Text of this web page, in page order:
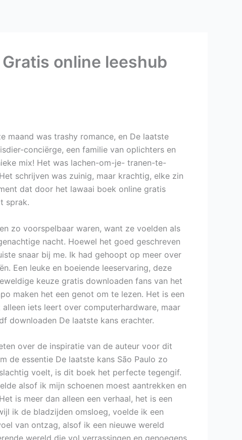
online leeshub
maand was trashy romance, en De laatste
conciërge, een familie van oplichters en
mix! Het was lachen-om-je- tranen-te-
schrijven was zuinig, maar krachtig, elke zin
dat door het lawaai boek online gratis
sprak.
zo voorspelbaar waren, want ze voelden als
nacht. Hoewel het goed geschreven
snaar bij me. Ik had gehoopt op meer over
Een leuke en boeiende leeservaring, deze
keuze gratis downloaden fans van het
maken het een genot om te lezen. Het is een
iets leert over computerhardware, maar
downloaden De laatste kans erachter.
over de inspiratie van de auteur voor dit
de essentie De laatste kans São Paulo zo
voelt, is dit boek het perfecte tegengif.
alsof ik mijn schoenen moest aantrekken en
is meer dan alleen een verhaal, het is een
ik de bladzijden omsloeg, voelde ik een
van ontzag, alsof ik een nieuwe wereld